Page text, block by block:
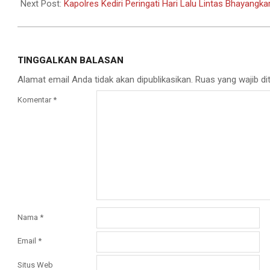
18
Next Post: Kapolres Kediri Peringati Hari Lalu Lintas
TINGGALKAN BALASAN
Alamat email Anda tidak akan dipublikasikan. Ruas yang wajib
Komentar *
Nama *
Email *
Situs Web